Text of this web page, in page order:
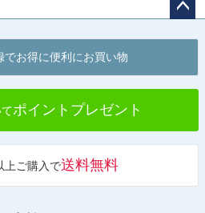
へ
でお得に便利にお買い物
ポイントプレゼント
上ご購入で送料無料